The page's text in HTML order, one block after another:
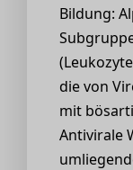
Bildung:
die von
mit
Antivirale